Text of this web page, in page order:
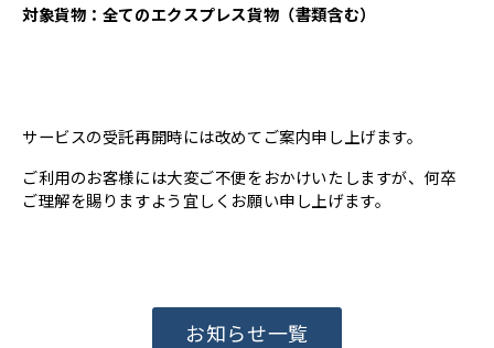
対象貨物：全てのエクスプレス貨物（書類含む）
サービスの受託再開時には改めてご案内申し上げます。
ご利用のお客様には大変ご不便をおかけいたしますが、何卒
ご理解を賜りますよう宜しくお願い申し上げます。
お知らせ一覧